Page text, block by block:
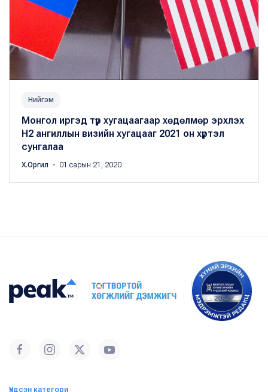
Нийгэм
Монгол иргэд түр хугацаагаар хөдөлмөр эрхлэх
Н2 ангиллын визийн хугацааг 2021 он хүртэл
сунгалаа
Х.Оргил ・ 01 сарын 21, 2020
Үндсэн категори